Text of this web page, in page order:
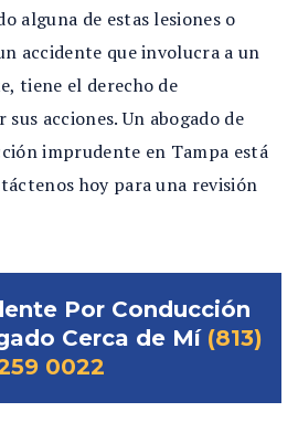
alguna de estas lesiones o
accidente que involucra a un
tiene el derecho de
acciones. Un abogado de
imprudente en Tampa está
hoy para una revisión
Por Conducción
Cerca de Mí (813)
0022